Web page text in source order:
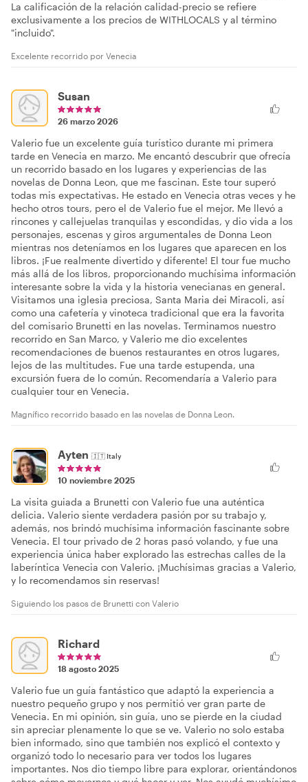
La calificación de la relación calidad-precio se refiere
exclusivamente a los precios de WITHLOCALS y al término
"incluido".
Excelente recorrido por Venecia
Susan
26 marzo 2026
Valerio fue un excelente guía turístico durante mi primera
tarde en Venecia en marzo. Me encantó descubrir que ofrecía
un recorrido basado en los lugares y experiencias de las
novelas de Donna Leon, que me fascinan. Este tour superó
todas mis expectativas. He estado en Venecia otras veces y he
hecho otros tours, pero el de Valerio fue el mejor. Me llevó a
rincones y callejuelas tranquilas y escondidas, y dio vida a los
personajes, escenas y giros argumentales de Donna Leon
mientras nos deteníamos en los lugares que aparecen en los
libros. ¡Fue realmente divertido y diferente! El tour fue mucho
más allá de los libros, proporcionando muchísima información
interesante sobre la vida y la historia venecianas en general.
Visitamos una iglesia preciosa, Santa Maria dei Miracoli, así
como una cafetería y vinoteca tradicional que era la favorita
del comisario Brunetti en las novelas. Terminamos nuestro
recorrido en San Marco, y Valerio me dio excelentes
recomendaciones de buenos restaurantes en otros lugares,
lejos de las multitudes. Fue una tarde estupenda, una
excursión fuera de lo común. Recomendaría a Valerio para
cualquier tour en Venecia.
Magnífico recorrido basado en las novelas de Donna Leon.
Ayten 🇮🇹Italy
10 noviembre 2025
La visita guiada a Brunetti con Valerio fue una auténtica
delicia. Valerio siente verdadera pasión por su trabajo y,
además, nos brindó muchísima información fascinante sobre
Venecia. El tour privado de 2 horas pasó volando, y fue una
experiencia única haber explorado las estrechas calles de la
laberíntica Venecia con Valerio. ¡Muchísimas gracias a Valerio,
y lo recomendamos sin reservas!
Siguiendo los pasos de Brunetti con Valerio
Richard
18 agosto 2025
Valerio fue un guía fantástico que adaptó la experiencia a
nuestro pequeño grupo y nos permitió ver gran parte de
Venecia. En mi opinión, sin guía, uno se pierde en la ciudad
sin apreciar plenamente lo que se ve. Valerio no solo estaba
bien informado, sino que también nos explicó el contexto y
organizó todo lo necesario para ver todos los lugares
importantes. Nos dio tiempo libre para explorar, orientándonos